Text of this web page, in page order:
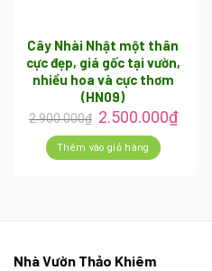
Cây Nhài Nhật một thân
cực đẹp, giá gốc tại vườn,
nhiều hoa và cực thơm
(HN09)
2.900.000₫ 2.500.000₫
Thêm vào giỏ hàng
Nhà Vườn Thảo Khiêm